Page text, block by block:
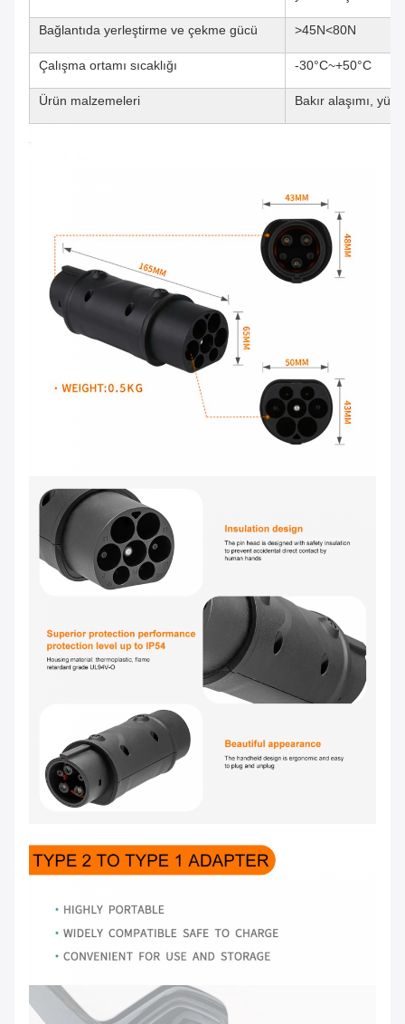
Bağlantıda yerleştirme ve çekme gücü >45N<80N
Çalışma ortamı sıcaklığı -30°C~+50°C
Ürün malzemeleri Bakır alaşımı,